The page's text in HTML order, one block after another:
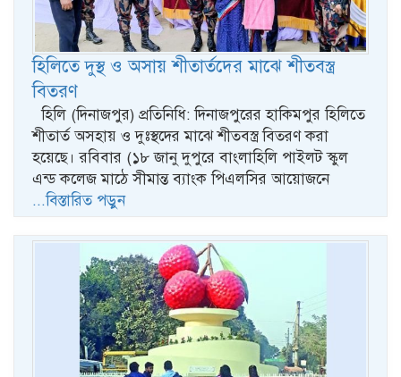
হিলিতে দুস্থ ও অসায় শীতার্তদের মাঝে শীতবস্ত্র
বিতরণ
হিলি (দিনাজপুর) প্রতিনিধি: দিনাজপুরের হাকিমপুর হিলিতে
শীতার্ত অসহায় ও দুঃস্থদের মাঝে শীতবস্ত্র বিতরণ করা
হয়েছে। রবিবার (১৮ জানু দুপুরে বাংলাহিলি পাইলট স্কুল
এন্ড কলেজ মাঠে সীমান্ত ব্যাংক পিএলসির আয়োজনে
...বিস্তারিত পড়ুন